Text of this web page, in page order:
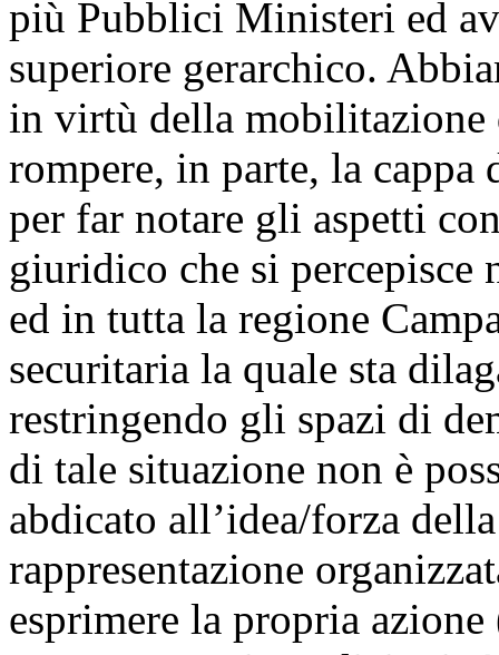
più Pubblici Ministeri ed
superiore gerarchico.
in virtù della mobilitazione
rompere, in parte, la
per far notare gli aspetti
giuridico che si percepisce
ed in tutta la regione
securitaria la quale sta
restringendo gli spazi di
di tale situazione non è
abdicato all’idea/forza
rappresentazione
esprimere la propria